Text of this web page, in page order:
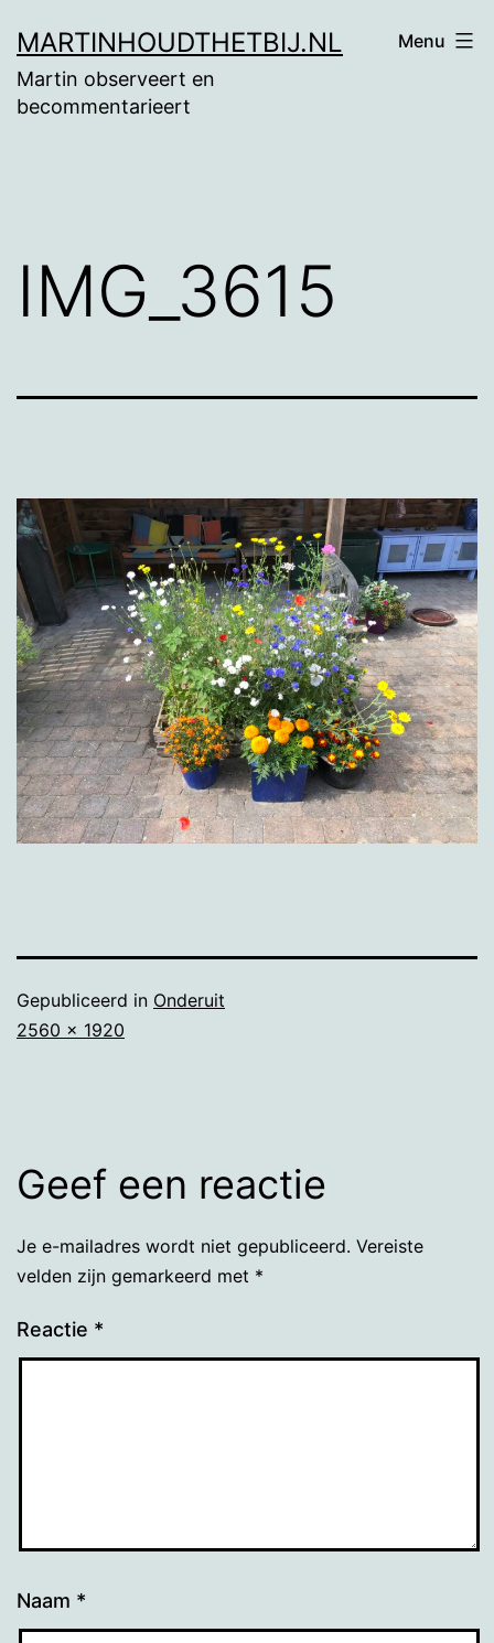
naar
de
MARTINHOUDTHETBIJ.NL
Martin observeert en
becommentarieert
Menu
IMG_3615
Gepubliceerd in Onderuit
Volledige
2560 × 1920
Geef een reactie
Je e-mailadres wordt niet gepubliceerd. Vereiste
velden zijn gemarkeerd met *
Reactie *
Naam *